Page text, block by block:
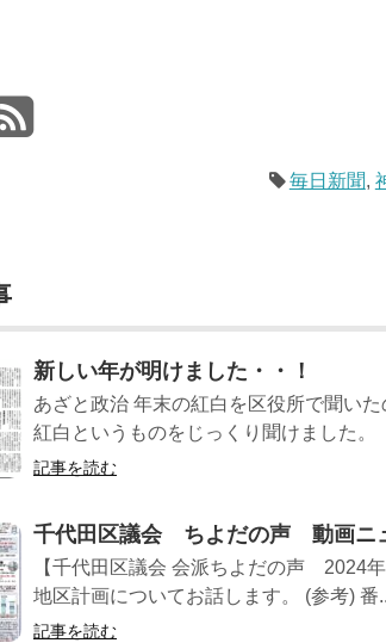
毎日新聞,
新しい年が明けました・・！
あざと政治 年末の紅白を区役所で聞い
紅白というものをじっくり聞けました。
記事を読む
千代田区議会 ちよだの声 動画ニ
【千代田区議会 会派ちよだの声 2024
地区計画についてお話します。 (参考) 番
記事を読む